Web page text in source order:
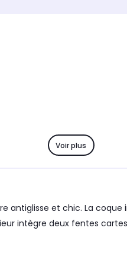
Voir plus
et chic. La
intègre deux fentes